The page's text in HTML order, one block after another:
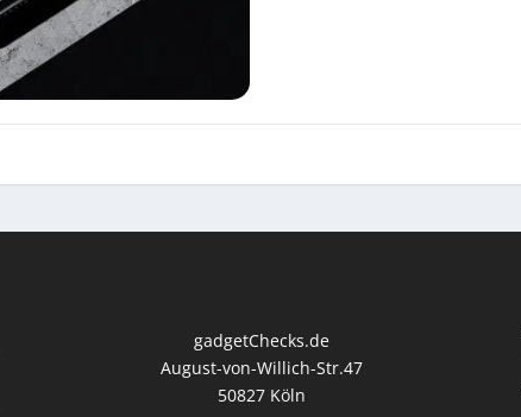
gadgetChecks.de
August-von-Willich-Str.47
50827 Köln